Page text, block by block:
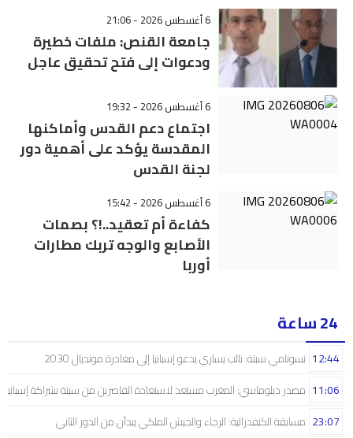
6 أغسطس 2026 - 21:06
جامعة القنص: ملفات خطيرة
ودعوات إلى فتح تحقيق عاجل
6 أغسطس 2026 - 19:32
اجتماع دعم القدس وأماكنها
المقدسة يؤكد على أهمية دور
لجنة القدس
6 أغسطس 2026 - 15:42
كفاءة أم تعقيد..!؟ بصمات
الأصابع والوجه تربك مطارات
أوربا
24 ساعة
تسونامي سبتة: نائب يساري يدعو إسبانيا إلى مغادرة مونديال 2030 12:44
مصدر دبلوماسي: المغرب مستعد لاستعادة القاصرين من سبتة بشراكة إسبانية 11:06
مسابقة الكنفدرالية: الرجاء والجيش الملكي يبدآن من الدور الثاني 23:07